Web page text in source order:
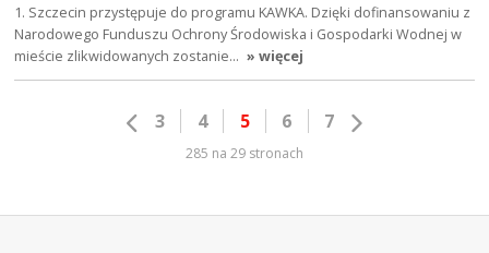
1. Szczecin przystępuje do programu KAWKA. Dzięki dofinansowaniu z
Narodowego Funduszu Ochrony Środowiska i Gospodarki Wodnej w
mieście zlikwidowanych zostanie… » więcej
3 4 5 6 7
285 na 29 stronach